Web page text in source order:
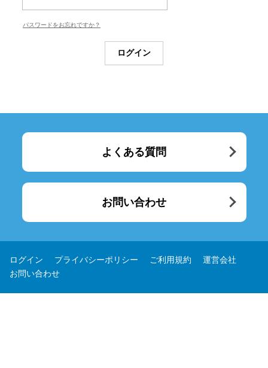
パスワードをお忘れですか？
よくある質問
お問い合わせ
ログイン プライバシーポリシー ご利用規約
運営会社
お問い合わせ